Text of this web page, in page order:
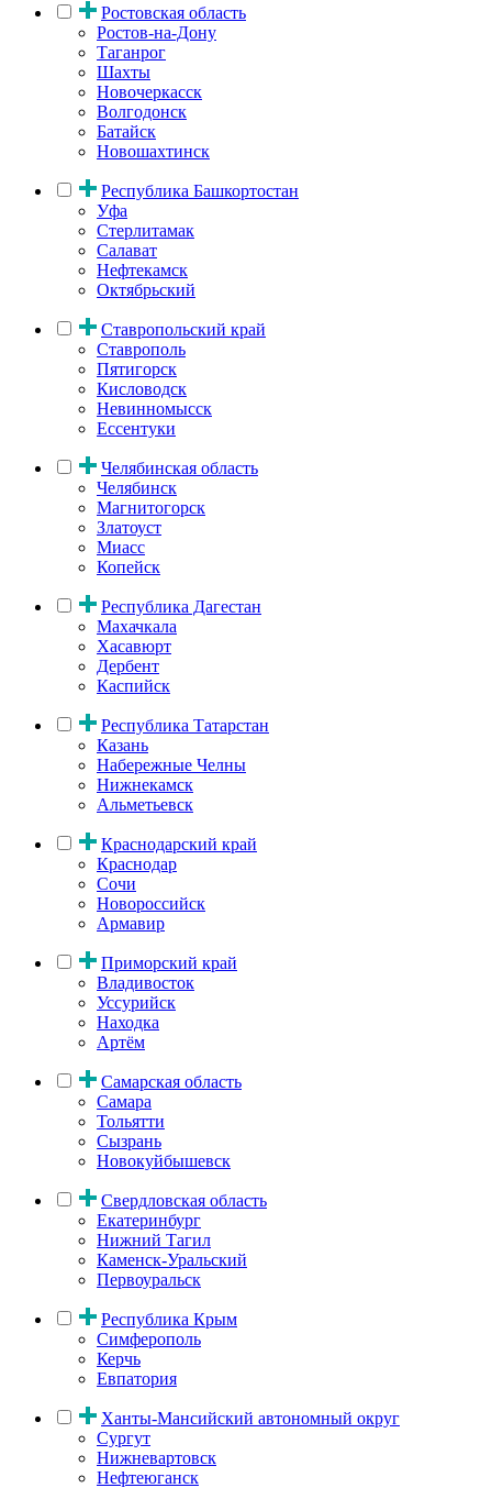
Ростовская область
Ростов-на-Дону
Таганрог
Шахты
Новочеркасск
Волгодонск
Батайск
Новошахтинск
Республика Башкортостан
Уфа
Стерлитамак
Салават
Нефтекамск
Октябрьский
Ставропольский край
Ставрополь
Пятигорск
Кисловодск
Невинномысск
Ессентуки
Челябинская область
Челябинск
Магнитогорск
Златоуст
Миасс
Копейск
Республика Дагестан
Махачкала
Хасавюрт
Дербент
Каспийск
Республика Татарстан
Казань
Набережные Челны
Нижнекамск
Альметьевск
Краснодарский край
Краснодар
Сочи
Новороссийск
Армавир
Приморский край
Владивосток
Уссурийск
Находка
Артём
Самарская область
Самара
Тольятти
Сызрань
Новокуйбышевск
Свердловская область
Екатеринбург
Нижний Тагил
Каменск-Уральский
Первоуральск
Республика Крым
Симферополь
Керчь
Евпатория
Ханты-Мансийский автономный округ
Сургут
Нижневартовск
Нефтеюганск